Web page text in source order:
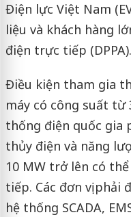
Điện lực Việt Nam
liệu và khách hàng
điện trực tiếp (DPPA).
Điều kiện tham gia
máy có công suất từ
thống điện quốc gia
thủy điện và năng
10 MW trở lên có
tiếp. Các đơn vị
hệ thống SCADA,